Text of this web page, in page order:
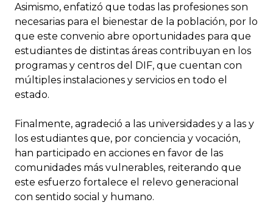
Asimismo, enfatizó que todas las profesiones son
necesarias para el bienestar de la población, por lo
que este convenio abre oportunidades para que
estudiantes de distintas áreas contribuyan en los
programas y centros del DIF, que cuentan con
múltiples instalaciones y servicios en todo el
estado.
Finalmente, agradeció a las universidades y a las y
los estudiantes que, por conciencia y vocación,
han participado en acciones en favor de las
comunidades más vulnerables, reiterando que
este esfuerzo fortalece el relevo generacional
con sentido social y humano.